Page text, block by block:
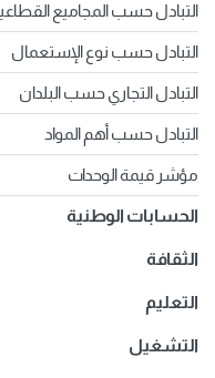
التبادل حسب المجاميع
التبادل حسب نوع الإستعمال
التبادل التجاري حسب البلدان
التبادل حسب أهم المواد
مؤشر قيمة الوحدات
الحسابات الوطنية
الثقافة
التعليم
التشغيل